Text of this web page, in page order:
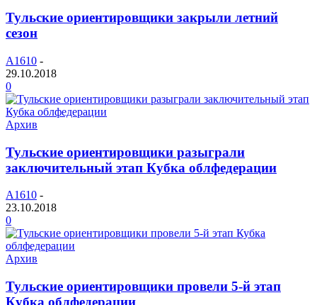
Тульские ориентировщики закрыли летний
сезон
A1610 -
29.10.2018
0
Архив
Тульские ориентировщики разыграли
заключительный этап Кубка облфедерации
A1610 -
23.10.2018
0
Архив
Тульские ориентировщики провели 5-й этап
Кубка облфедерации